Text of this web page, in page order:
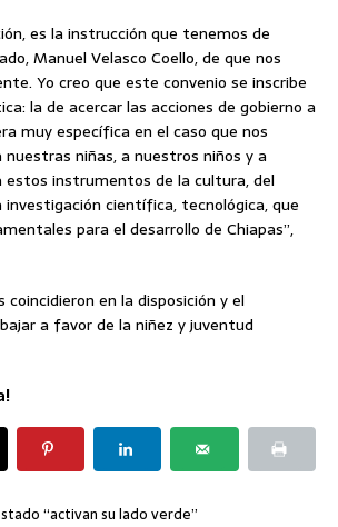
es la instrucción que tenemos de
Manuel Velasco Coello, de que nos
Yo creo que este convenio se inscribe
la de acercar las acciones de gobierno a
muy específica en el caso que nos
nuestras niñas, a nuestros niños y a
estos instrumentos de la cultura, del
investigación científica, tecnológica, que
para el desarrollo de Chiapas”,
en la disposición y el
a favor de la niñez y juventud
“activan su lado verde”